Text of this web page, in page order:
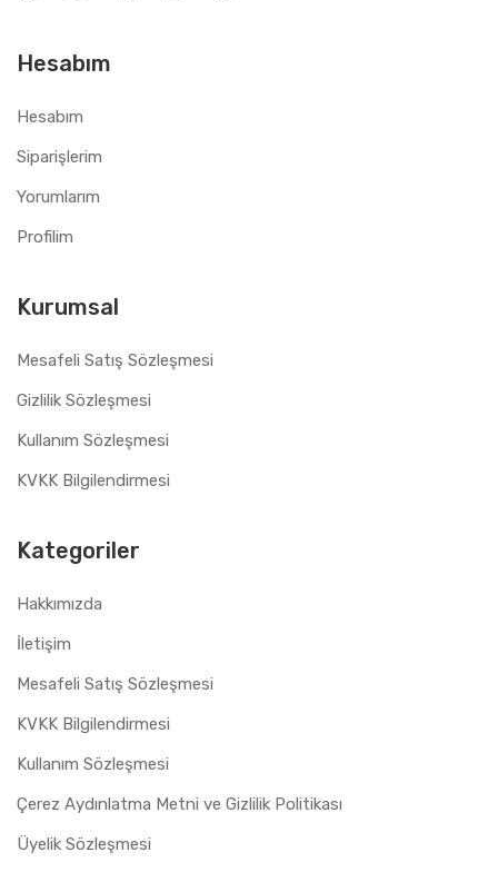
Hesabım
Hesabım
Siparişlerim
Yorumlarım
Profilim
Kurumsal
Mesafeli Satış Sözleşmesi
Gizlilik Sözleşmesi
Kullanım Sözleşmesi
KVKK Bilgilendirmesi
Kategoriler
Hakkımızda
İletişim
Mesafeli Satış Sözleşmesi
KVKK Bilgilendirmesi
Kullanım Sözleşmesi
Çerez Aydınlatma Metni ve Gizlilik Politikası
Üyelik Sözleşmesi